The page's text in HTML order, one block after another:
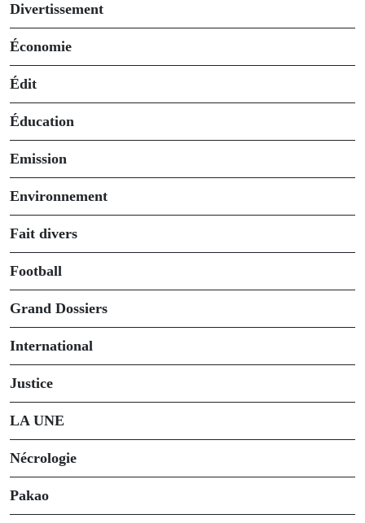
Divertissement
Économie
Édit
Éducation
Emission
Environnement
Fait divers
Football
Grand Dossiers
International
Justice
LA UNE
Nécrologie
Pakao